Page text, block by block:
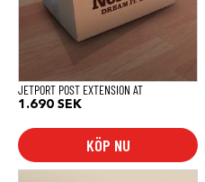
JETPORT POST EXTENSION AT
1.690 SEK
KÖP NU